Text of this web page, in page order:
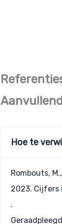
Hoe te
Rombouts,
2023. Cijfers
.